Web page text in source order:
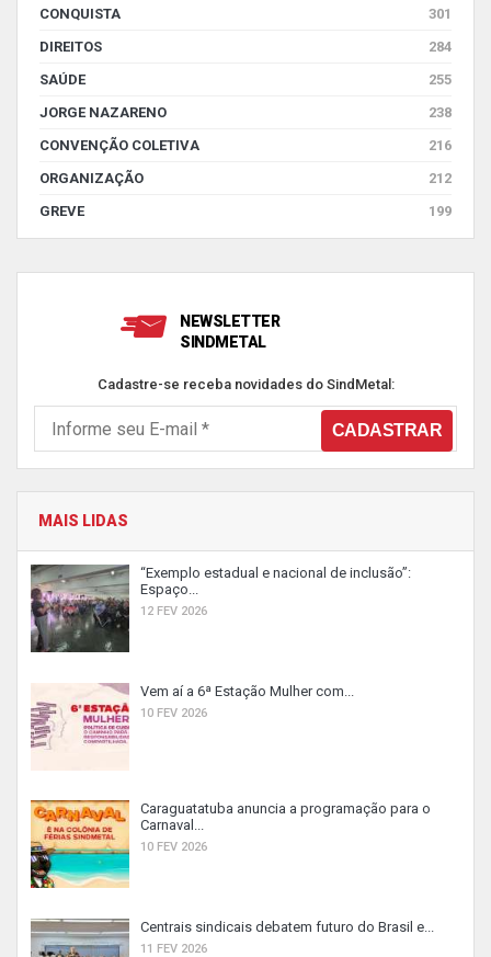
CONQUISTA
301
DIREITOS
284
SAÚDE
255
JORGE NAZARENO
238
CONVENÇÃO COLETIVA
216
ORGANIZAÇÃO
212
GREVE
199
NEWSLETTER
SINDMETAL
Cadastre-se receba novidades do SindMetal:
MAIS LIDAS
“Exemplo estadual e nacional de inclusão”:
Espaço...
12 FEV 2026
Vem aí a 6ª Estação Mulher com...
10 FEV 2026
Caraguatatuba anuncia a programação para o
Carnaval...
10 FEV 2026
Centrais sindicais debatem futuro do Brasil e...
11 FEV 2026